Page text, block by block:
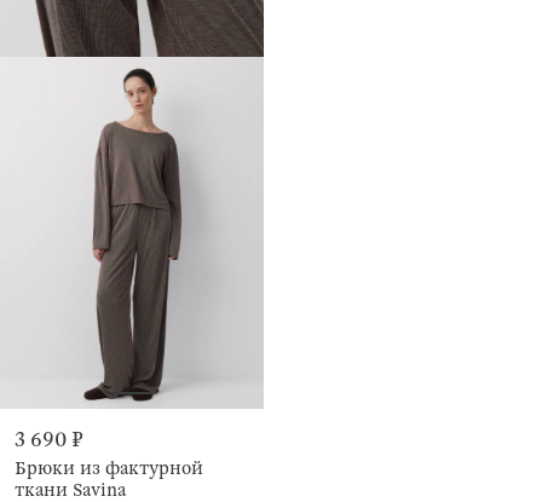
3 690 ₽
Брюки из фактурной
ткани Savina